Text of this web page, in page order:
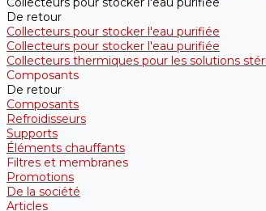
De retour
Collecteurs pour stocker l'eau purifiée
Collecteurs pour stocker l'eau purifiée
Collecteurs thermiques pour les solutions
Composants
De retour
Composants
Refroidisseurs
Supports
Éléments chauffants
Filtres et membranes
Promotions
De la société
Articles